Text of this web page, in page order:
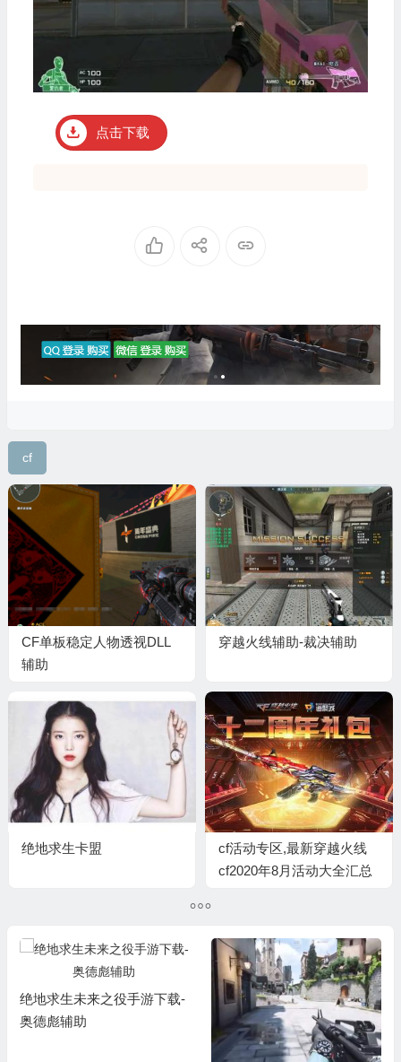
点击下载
cf
CF单板稳定人物透视DLL
辅助
穿越火线辅助-裁决辅助
绝地求生卡盟
cf活动专区,最新穿越火线
cf2020年8月活动大全汇总
绝地求生未来之役手游下载-
奥德彪辅助